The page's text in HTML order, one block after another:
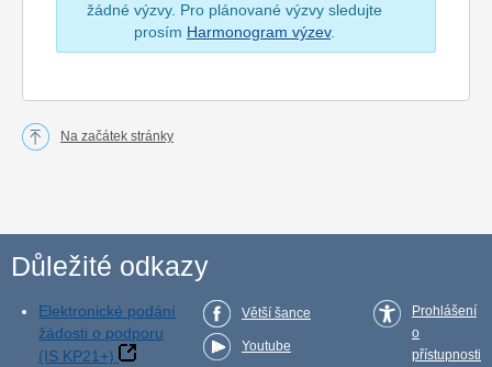
žádné výzvy. Pro plánované výzvy sledujte
prosím Harmonogram výzev.
Na začátek stránky
Důležité odkazy
Elektronické podání
žádosti o podporu
(IS KP21+)
Větší šance
Youtube
Prohlášení
o
přístupnosti